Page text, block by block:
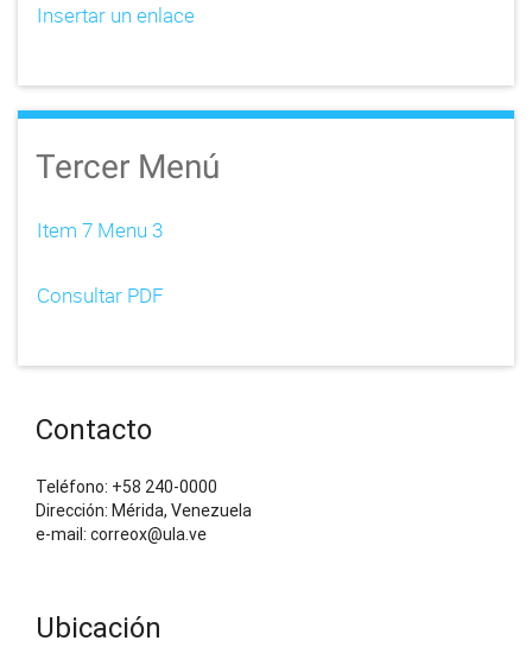
Insertar un enlace
Tercer Menú
Item 7 Menu 3
Consultar PDF
Contacto
Teléfono: +58 240-0000
Dirección: Mérida, Venezuela
e-mail: correox@ula.ve
Ubicación